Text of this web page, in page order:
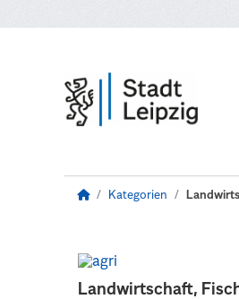
Kategorien
Landwirtschaft,